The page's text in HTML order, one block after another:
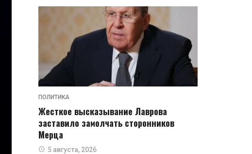
ПОЛИТИКА
Жесткое высказывание Лаврова
заставило замолчать сторонников
Мерца
5 августа, 2026